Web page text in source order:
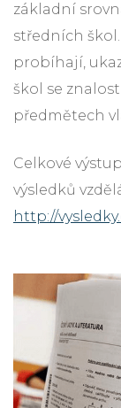
základní
středních
probíhají,
škol se
předmětech
Celkové
výsledků
http://